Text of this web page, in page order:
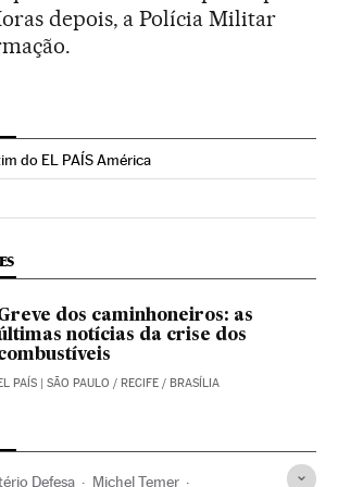
depois, a Polícia Militar
do EL PAÍS América
en Instagram
dos caminhoneiros: as
notícias da crise dos
PAÍS | SÃO PAULO / RECIFE / BRASÍLIA
Defesa Michel Temer